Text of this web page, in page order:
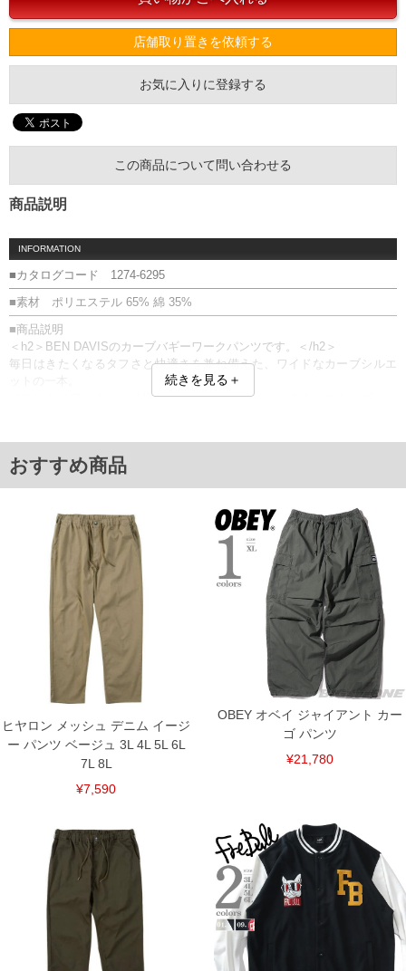
店舗取り置きを依頼する
お気に入りに登録する
この商品について問い合わせる
商品説明
INFORMATION
■カタログコード 1274-6295
■素材 ポリエステル 65% 綿 35%
■商品説明
＜h2＞BEN DAVISのカーブバギーワークパンツです。＜/h2＞
毎日はきたくなるタフさと快適さを兼ね備えた、ワイドなカーブシルエ
フロントはワンタック仕様でゆとりを持たせ、バックウエストはゴムシ
【サイズについて】
本／サイド・バックポケット
■サイズ表
サイズ/ウエスト(適応)/股下/わたり幅/ヒップ/総丈
3L/95～110/73/42/126/105
4L/105～120/73/44/136/107
5L/115～130/73/46/146/109
6L/125～140/73/48/156/111
※【返品交換について】
返品交換希望の方は、商品到着後1週間以内にご連絡ください。
下着(肌着)やワイシャツは商品の性質上、返品交換不可とさせて頂いております。予め
ご了承くださいませ。
※【ボトムの裾上げをご希望の場合】
裾上げ料金は500円+税となります。
上の品が対象。1本5,999円以下の商品は有料（500円+税）となります。）
一部、お直しに対応出来ない商品がございます。(例：裾にファスナーや調節ひもが付
いている、極端なデザインが施されている等)
※商品によって若干のサイズの誤差がございます。また、お客様がご使用の環境（コ
ンピュータ画面）によって、商品の色味が若干異なる場合がございます。予めご了承
ください。
※当店での掲載商品は、実店鋪と在庫を共用しておりますので店頭での売り違い、店
舗からのお取り寄せ等により、お客様にご迷惑をお掛けしてしまう場合がございま
す。そのようなことがない様最大限に努めておりますが、もしあった場合速やかにご
連絡させて頂きますので予めご了承ください。
続きを見る＋
おすすめ商品
ヒヤロン メッシュ デニム イージ
ー パンツ ベージュ 3L 4L 5L 6L
7L 8L
¥7,590
OBEY オベイ ジャイアント カー
ゴ パンツ
¥21,780